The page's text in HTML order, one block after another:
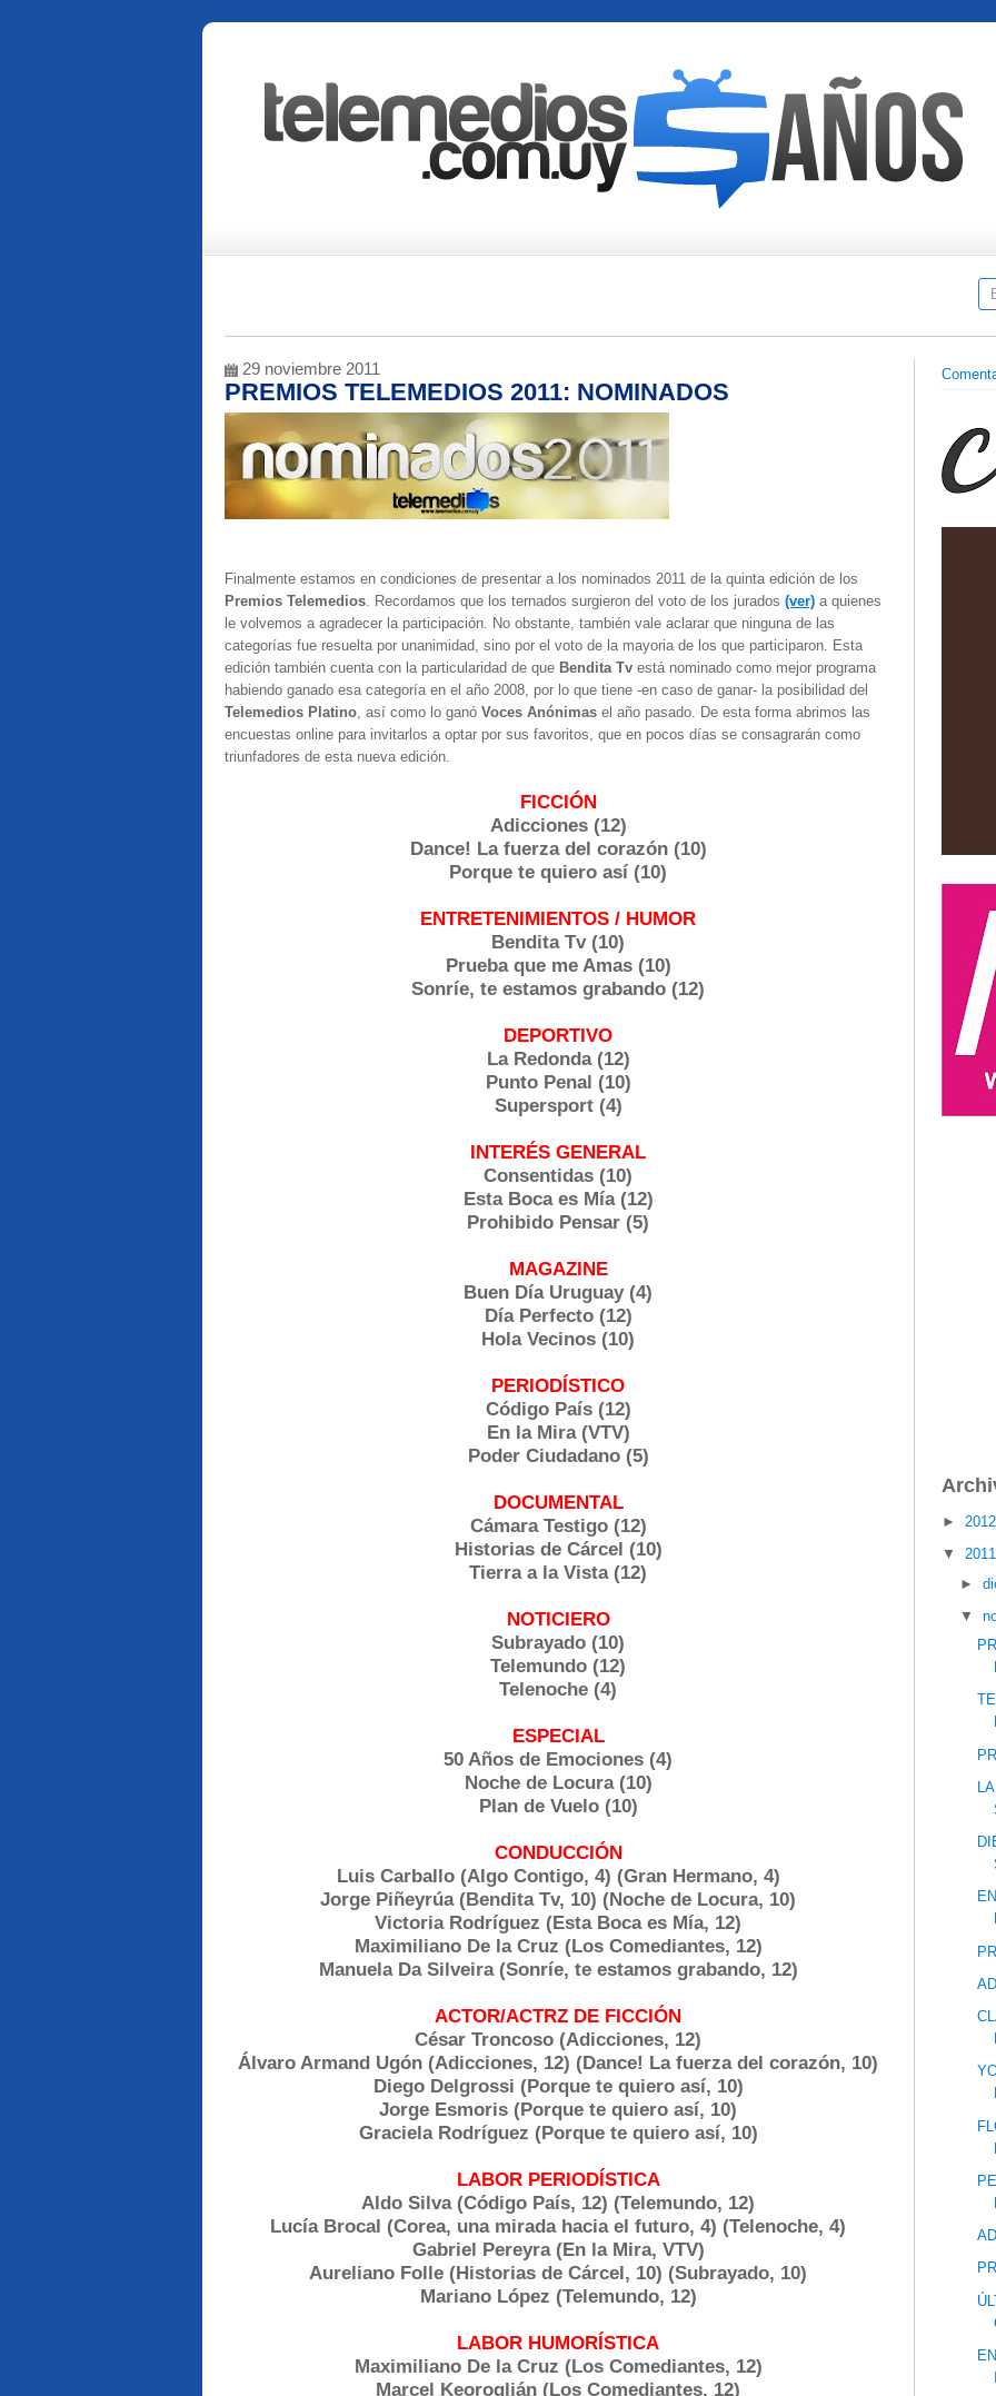
29 noviembre 2011
PREMIOS TELEMEDIOS 2011: NOMINADOS
Finalmente estamos en condiciones de presentar a los nominados 2011 de la quinta edición de los
Premios Telemedios. Recordamos que los ternados surgieron del voto de los jurados (ver) a quienes
le volvemos a agradecer la participación. No obstante, también vale aclarar que ninguna de las
categorías fue resuelta por unanimidad, sino por el voto de la mayoria de los que participaron. Esta
edición también cuenta con la particularidad de que Bendita Tv está nominado como mejor programa
habiendo ganado esa categoría en el año 2008, por lo que tiene -en caso de ganar- la posibilidad del
Telemedios Platino, así como lo ganó Voces Anónimas el año pasado. De esta forma abrimos las
encuestas online para invitarlos a optar por sus favoritos, que en pocos días se consagrarán como
triunfadores de esta nueva edición.
FICCIÓN
Adicciones (12)
Dance! La fuerza del corazón (10)
Porque te quiero así (10)
ENTRETENIMIENTOS / HUMOR
Bendita Tv (10)
Prueba que me Amas (10)
Sonríe, te estamos grabando (12)
DEPORTIVO
La Redonda (12)
Punto Penal (10)
Supersport (4)
INTERÉS GENERAL
Consentidas (10)
Esta Boca es Mía (12)
Prohibido Pensar (5)
MAGAZINE
Buen Día Uruguay (4)
Día Perfecto (12)
Hola Vecinos (10)
PERIODÍSTICO
Código País (12)
En la Mira (VTV)
Poder Ciudadano (5)
DOCUMENTAL
Cámara Testigo (12)
Historias de Cárcel (10)
Tierra a la Vista (12)
NOTICIERO
Subrayado (10)
Telemundo (12)
Telenoche (4)
ESPECIAL
50 Años de Emociones (4)
Noche de Locura (10)
Plan de Vuelo (10)
CONDUCCIÓN
Luis Carballo (Algo Contigo, 4) (Gran Hermano, 4)
Jorge Piñeyrúa (Bendita Tv, 10) (Noche de Locura, 10)
Victoria Rodríguez (Esta Boca es Mía, 12)
Maximiliano De la Cruz (Los Comediantes, 12)
Manuela Da Silveira (Sonríe, te estamos grabando, 12)
ACTOR/ACTRZ DE FICCIÓN
César Troncoso (Adicciones, 12)
Álvaro Armand Ugón (Adicciones, 12) (Dance! La fuerza del corazón, 10)
Diego Delgrossi (Porque te quiero así, 10)
Jorge Esmoris (Porque te quiero así, 10)
Graciela Rodríguez (Porque te quiero así, 10)
LABOR PERIODÍSTICA
Aldo Silva (Código País, 12) (Telemundo, 12)
Lucía Brocal (Corea, una mirada hacia el futuro, 4) (Telenoche, 4)
Gabriel Pereyra (En la Mira, VTV)
Aureliano Folle (Historias de Cárcel, 10) (Subrayado, 10)
Mariano López (Telemundo, 12)
LABOR HUMORÍSTICA
Maximiliano De la Cruz (Los Comediantes, 12)
Marcel Keoroglián (Los Comediantes, 12)
►
▼
►
▼